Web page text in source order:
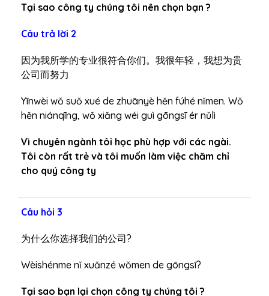
Tại sao công ty chúng tôi nên chọn bạn ?
Câu trả lời 2
因为我所学的专业很符合你们。我很年轻，我想为贵
公司而努力
Yīnwèi wǒ suǒ xué de zhuānyè hěn fúhé nǐmen. Wǒ
hěn niánqīng, wǒ xiǎng wéi guì gōngsī ér nǔlì
Vì chuyên ngành tôi học phù hợp với các ngài.
Tôi còn rất trẻ và tôi muốn làm việc chăm chỉ
cho quý công ty
Câu hỏi 3
为什么你选择我们的公司?
Wèishénme nǐ xuǎnzé wǒmen de gōngsī?
Tại sao bạn lại chọn công ty chúng tôi ?